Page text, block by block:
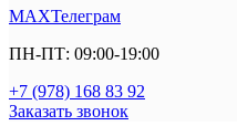
MAXТелеграм
ПН-ПТ: 09:00-19:00
+7 (978) 168 83 92
Заказать звонок